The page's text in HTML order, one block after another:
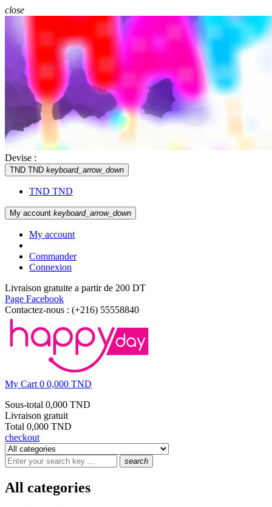
close
Devise :
TND TND keyboard_arrow_down
TND TND
My account keyboard_arrow_down
My account
Commander
Connexion
Livraison gratuite a partir de 200 DT
Page Facebook
Contactez-nous : (+216) 55558840
My Cart 0 0,000 TND
Sous-total 0,000 TND
Livraison gratuit
Total 0,000 TND
checkout
search
All categories